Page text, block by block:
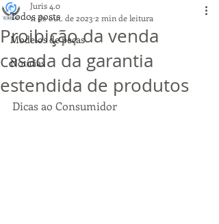
Todos posts
Modelos de peças
Notícias
Proibição da venda
casada da garantia
estendida de produtos
Juris 4.0
11 de out. de 2023 2 min de leitura
Dicas ao Consumidor